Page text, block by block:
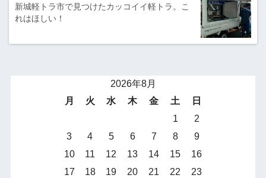
新城軽トラ市で見つけたカッコイイ軽トラ。こ
れはほしい！
2026年8月
月
火 水 木 金 土
日
1
2
3
4 5 6 7 8
9
10
11 12 13 14 15
16
17
18 19 20 21 22
23